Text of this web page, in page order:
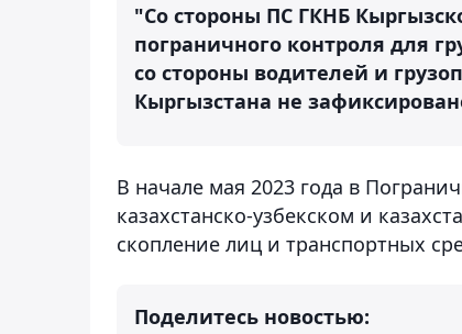
"Со стороны ПС ГКНБ
пограничного контроля для
со стороны водителей и
Кыргызстана не
В начале мая 2023 года в
казахстанско-узбекском и
скопление лиц и транспортных
Поделитесь новостью: